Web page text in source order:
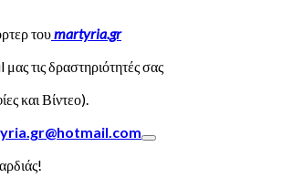
τουmartyria.gr
τις δραστηριότητές σας
και Βίντεο).